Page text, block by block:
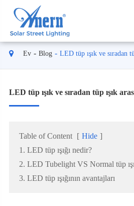
Ev Blog LED tüp ışık ve sıradan
LED tüp ışık ve sıradan tüp ışık
Table of Content [ Hide ]
1. LED tüp ışığı nedir?
2. LED Tubelight VS Normal tüp
3. LED tüp ışığının avantajları